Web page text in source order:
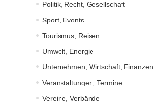
Politik, Recht, Gesellschaft
Sport, Events
Tourismus, Reisen
Umwelt, Energie
Unternehmen, Wirtschaft, Finanzen
Veranstaltungen, Termine
Vereine, Verbände